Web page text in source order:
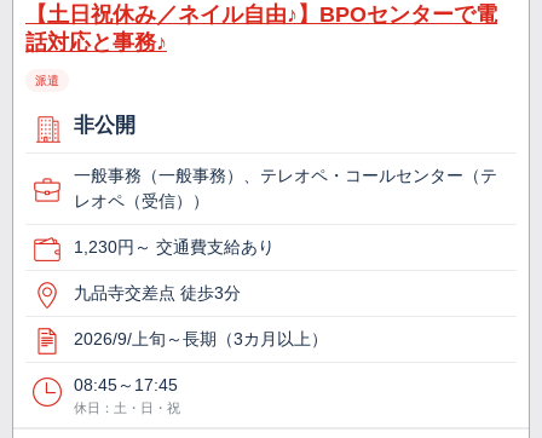
【土日祝休み／ネイル自由♪】BPOセンターで電
話対応と事務♪
派遣
非公開
一般事務（一般事務）、テレオペ・コールセンター（テ
レオペ（受信））
1,230円～ 交通費支給あり
九品寺交差点 徒歩3分
2026/9/上旬～長期（3カ月以上）
08:45～17:45
休日：土・日・祝